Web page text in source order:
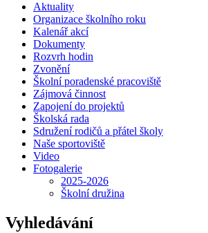
Aktuality
Organizace školního roku
Kalenář akcí
Dokumenty
Rozvrh hodin
Zvonění
Školní poradenské pracoviště
Zájmová činnost
Zapojení do projektů
Školská rada
Sdružení rodičů a přátel školy
Naše sportoviště
Video
Fotogalerie
2025-2026
Školní družina
Vyhledávání